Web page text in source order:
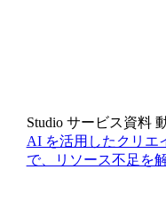
Studio サービス資料
AI を活用したクリエ
で、リソース不足を